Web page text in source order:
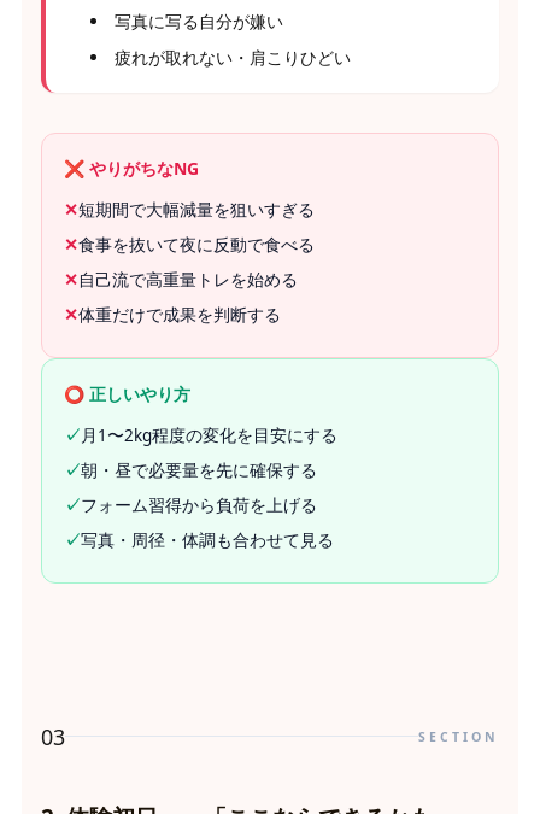
写真に写る自分が嫌い
疲れが取れない・肩こりひどい
❌ やりがちなNG
✕短期間で大幅減量を狙いすぎる
✕食事を抜いて夜に反動で食べる
✕自己流で高重量トレを始める
✕体重だけで成果を判断する
⭕ 正しいやり方
✓月1〜2kg程度の変化を目安にする
✓朝・昼で必要量を先に確保する
✓フォーム習得から負荷を上げる
✓写真・周径・体調も合わせて見る
03 SECTION